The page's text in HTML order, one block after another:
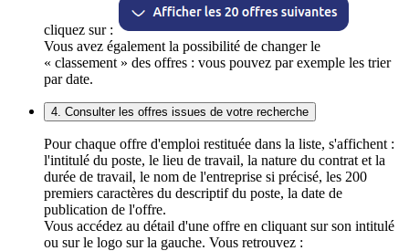
cliquez sur :
Vous avez également la possibilité de changer le
« classement » des offres : vous pouvez par exemple les trier
par date.
4. Consulter les offres issues de votre recherche
Pour chaque offre d'emploi restituée dans la liste, s'affichent :
l'intitulé du poste, le lieu de travail, la nature du contrat et la
durée de travail, le nom de l'entreprise si précisé, les 200
premiers caractères du descriptif du poste, la date de
publication de l'offre.
Vous accédez au détail d'une offre en cliquant sur son intitulé
ou sur le logo sur la gauche. Vous retrouvez :